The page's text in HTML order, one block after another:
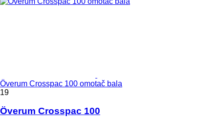
Överum Crosspac 100 omotač bala
19
Överum Crosspac 100